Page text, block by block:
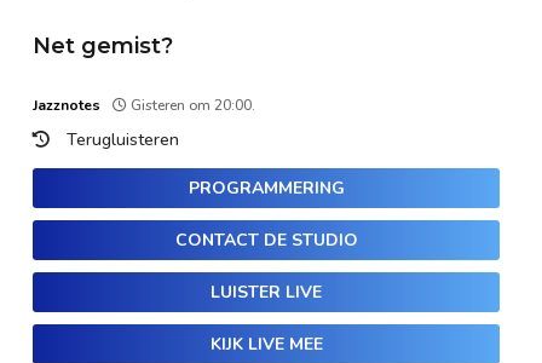
Net gemist?
Jazznotes Gisteren om 20:00.
Terugluisteren
PROGRAMMERING
CONTACT DE STUDIO
LUISTER LIVE
KIJK LIVE MEE